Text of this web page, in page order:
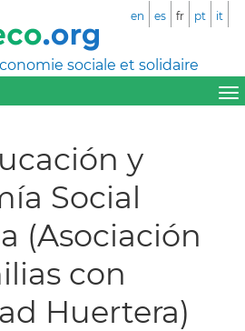
sociale et solidaire
en es fr pt it
y
Social
(Asociación
con
Huertera)